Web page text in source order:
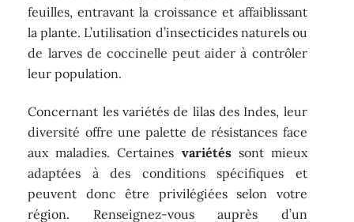
feuilles, entravant la croissance et affaiblissant
la plante. L’utilisation d’insecticides naturels ou
de larves de coccinelle peut aider à contrôler
leur population.
Concernant les variétés de lilas des Indes, leur
diversité offre une palette de résistances face
aux maladies. Certaines variétéssont mieux
adaptées à des conditions spécifiques et
peuvent donc être privilégiées selon votre
région. Renseignez-vous auprès d’un